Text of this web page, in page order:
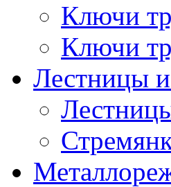
Ключи
Ключи
Лестницы